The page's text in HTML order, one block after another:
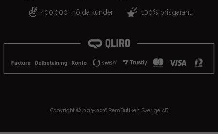
400.000+ nöjda kunder 100% prisgaranti
Copyright © 2013-2026 RemButiken Sverige AB